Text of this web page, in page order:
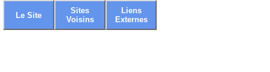
Le Site
Sites
Voisins
Liens
Externes